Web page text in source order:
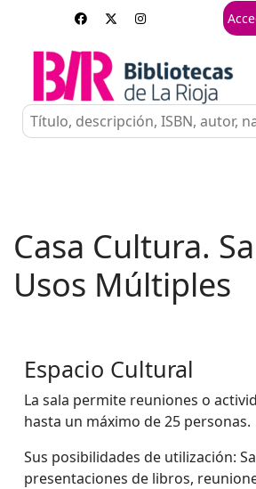
Casa Cultura.
Usos Múltiples
Espacio Cultural
La sala permite reuniones o
hasta un máximo de 25 personas.
Sus posibilidades de utilización:
presentaciones de libros,